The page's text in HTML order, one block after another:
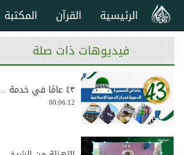
المكتبة القرآن الرئيسية
فيديوهات ذات صلة
٤٣ عامًا في خدمة ...
00:06:12